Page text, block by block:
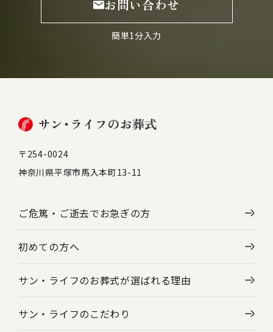
お問い合わせ
簡単1分入力
〒254-0024
神奈川県平塚市馬入本町13-11
ご危篤・ご逝去でお急ぎの方
初めての方へ
サン・ライフのお葬式が選ばれる理由
サン・ライフのこだわり